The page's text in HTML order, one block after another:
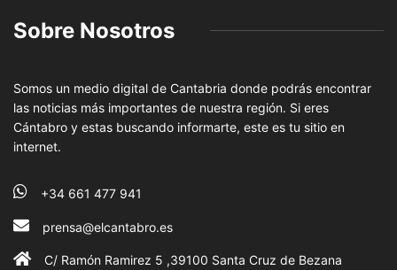
Sobre Nosotros
Somos un medio digital de Cantabria donde podrás encontrar
las noticias más importantes de nuestra región. Si eres
Cántabro y estas buscando informarte, este es tu sitio en
internet.
+34 661 477 941
prensa@elcantabro.es
C/ Ramón Ramirez 5 ,39100 Santa Cruz de Bezana